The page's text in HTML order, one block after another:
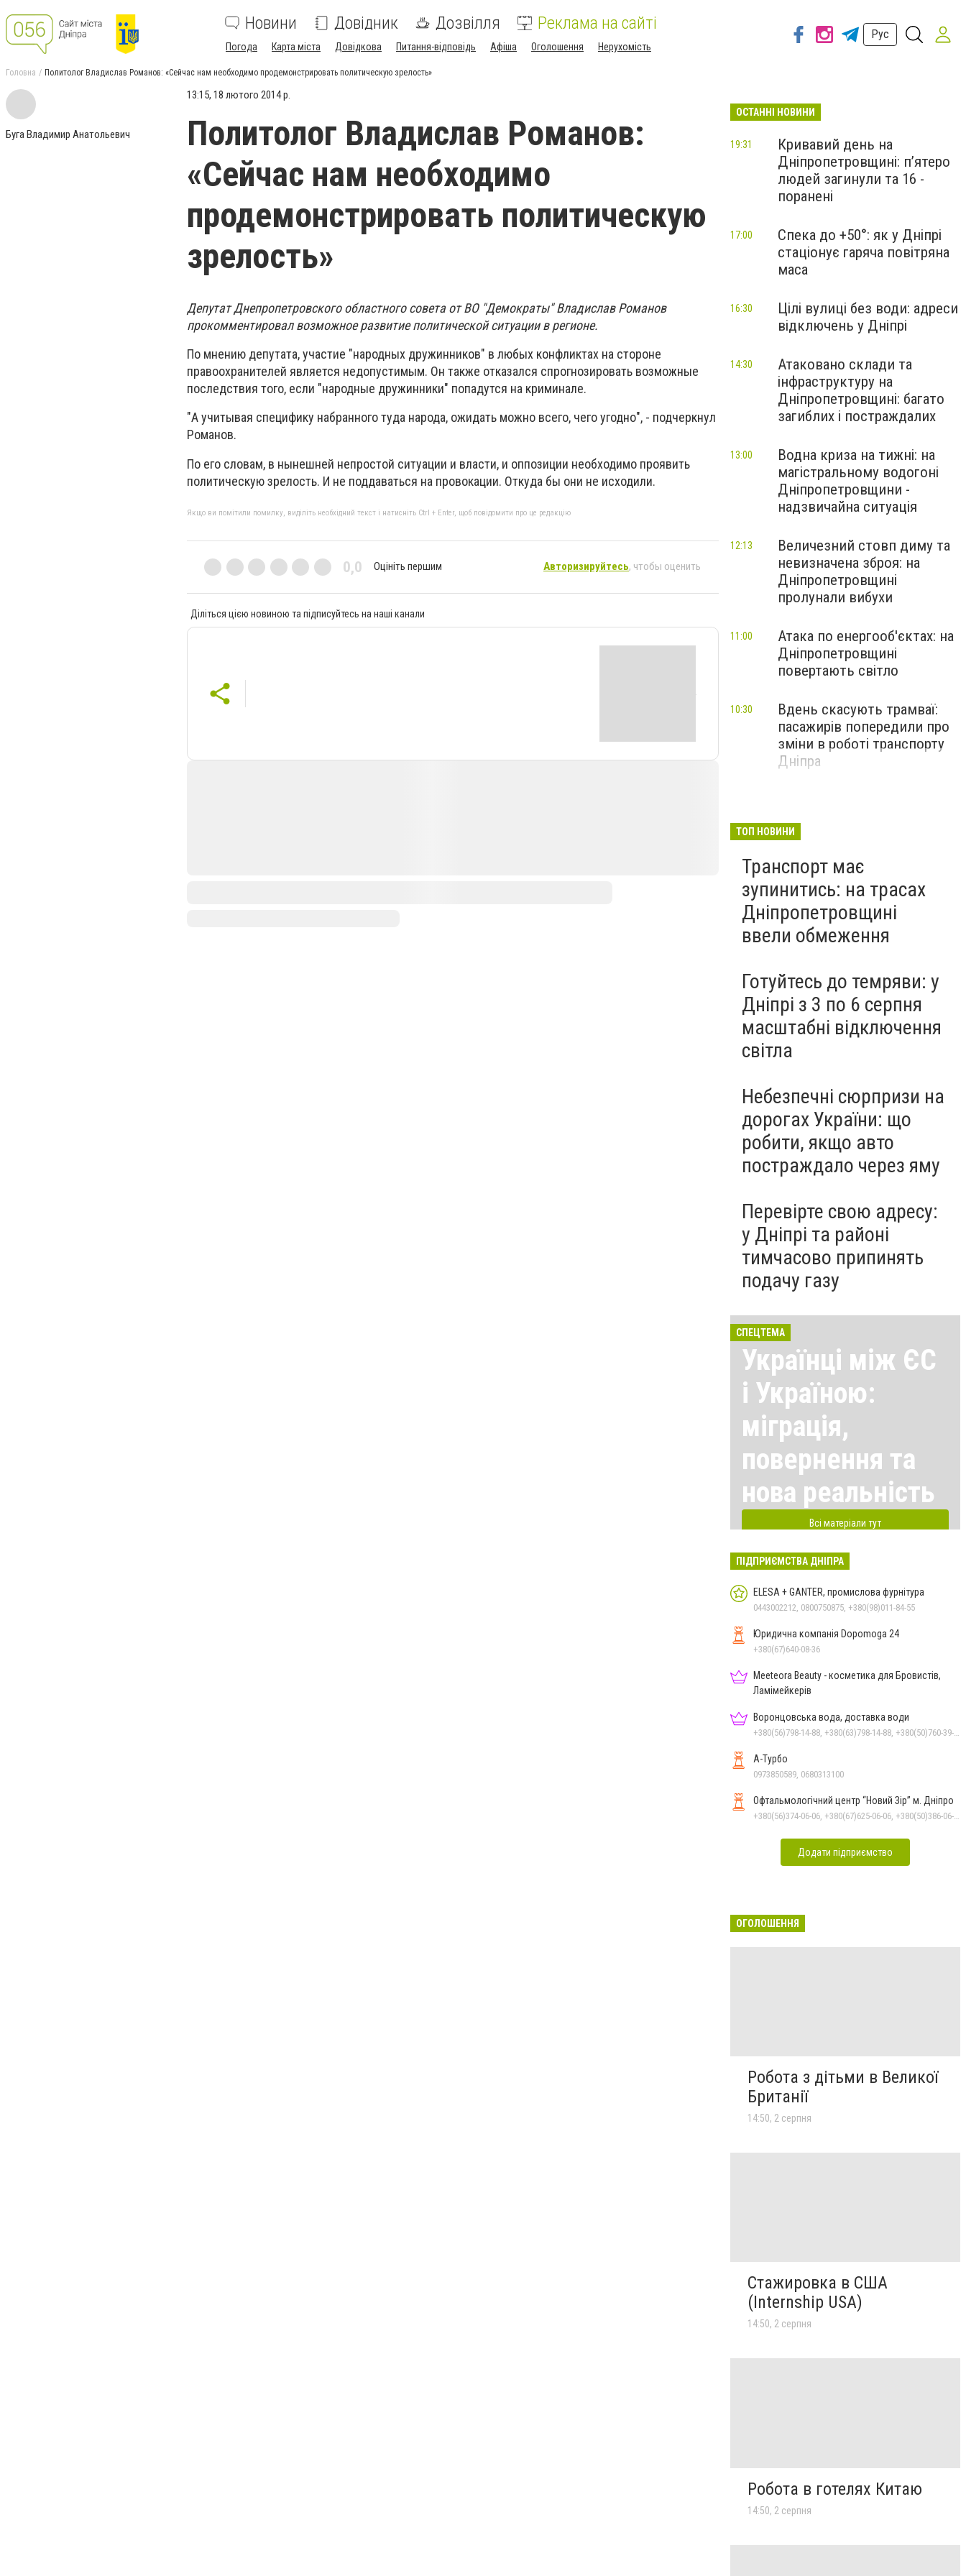
Новини Довідник Дозвілля Реклама на сайті
Погода Карта міста Довідкова Питання-відповідь Афіша Оголошення Нерухомість
Рус
Головна Политолог Владислав Романов: «Сейчас нам необходимо продемонстрировать политическую зрелость»
Буга Владимир Анатольевич
13:15, 18 лютого 2014 р.
Политолог Владислав Романов:
«Сейчас нам необходимо
продемонстрировать политическую
зрелость»
Депутат Днепропетровского областного совета от ВО "Демократы" Владислав Романов
прокомментировал возможное развитие политической ситуации в регионе.
По мнению депутата, участие "народных дружинников" в любых конфликтах на стороне
правоохранителей является недопустимым. Он также отказался спрогнозировать возможные
последствия того, если "народные дружинники" попадутся на криминале.
"А учитывая специфику набранного туда народа, ожидать можно всего, чего угодно", - подчеркнул
Романов.
По его словам, в нынешней непростой ситуации и власти, и оппозиции необходимо проявить
политическую зрелость. И не поддаваться на провокации. Откуда бы они не исходили.
Якщо ви помітили помилку, виділіть необхідний текст і натисніть Ctrl + Enter, щоб повідомити про це редакцію
0,0 Оцініть першим Авторизируйтесь, чтобы оценить
Діліться цією новиною та підписуйтесь на наші канали
ОСТАННІ НОВИНИ
Кривавий день на
Дніпропетровщині: п’ятеро
людей загинули та 16 -
поранені
19:31
Спека до +50°: як у Дніпрі
стаціонує гаряча повітряна
маса
17:00
Цілі вулиці без води: адреси
відключень у Дніпрі
16:30
Атаковано склади та
інфраструктуру на
Дніпропетровщині: багато
загиблих і постраждалих
14:30
Водна криза на тижні: на
магістральному водогоні
Дніпропетровщини -
надзвичайна ситуація
13:00
Величезний стовп диму та
невизначена зброя: на
Дніпропетровщині
пролунали вибухи
12:13
Атака по енергооб'єктах: на
Дніпропетровщині
повертають світло
11:00
Вдень скасують трамваї:
пасажирів попередили про
зміни в роботі транспорту
Дніпра
10:30
ТОП НОВИНИ
Транспорт має
зупинитись: на трасах
Дніпропетровщині
ввели обмеження
Готуйтесь до темряви: у
Дніпрі з 3 по 6 серпня
масштабні відключення
світла
Небезпечні сюрпризи на
дорогах України: що
робити, якщо авто
постраждало через яму
Перевірте свою адресу:
у Дніпрі та районі
тимчасово припинять
подачу газу
СПЕЦТЕМА
Українці між ЄС
і Україною:
міграція,
повернення та
нова реальність
Всі матеріали тут
ПІДПРИЄМСТВА ДНІПРА
ELESA + GANTER, промислова фурнітура
0443002212, 0800750875, +380(98)011-84-55
Юридична компанія Dopomoga 24
+380(67)640-08-36
Meeteora Beauty - косметика для Бровистів,
Ламімейкерів
Воронцовська вода, доставка води
А-Турбо
0973850589, 0680313100
Офтальмологічний центр “Новий Зір” м. Дніпро
Додати підприємство
ОГОЛОШЕННЯ
Робота з дітьми в Великої
Британії
14:50, 2 серпня
Стажировка в США
(Internship USA)
14:50, 2 серпня
Робота в готелях Китаю
14:50, 2 серпня